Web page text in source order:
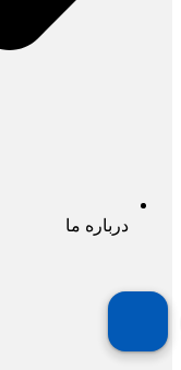
درباره ما